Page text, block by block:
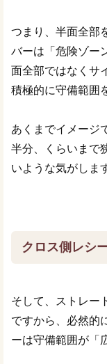
つまり、半面全部
バーは「危険ゾー
面全部ではなくサ
積極的に守備範囲
あくまでイメージ
半分、くらいまで
いような気がしま
クロス側レシ
そして、ストレー
ですから、必然的
ーは守備範囲が「